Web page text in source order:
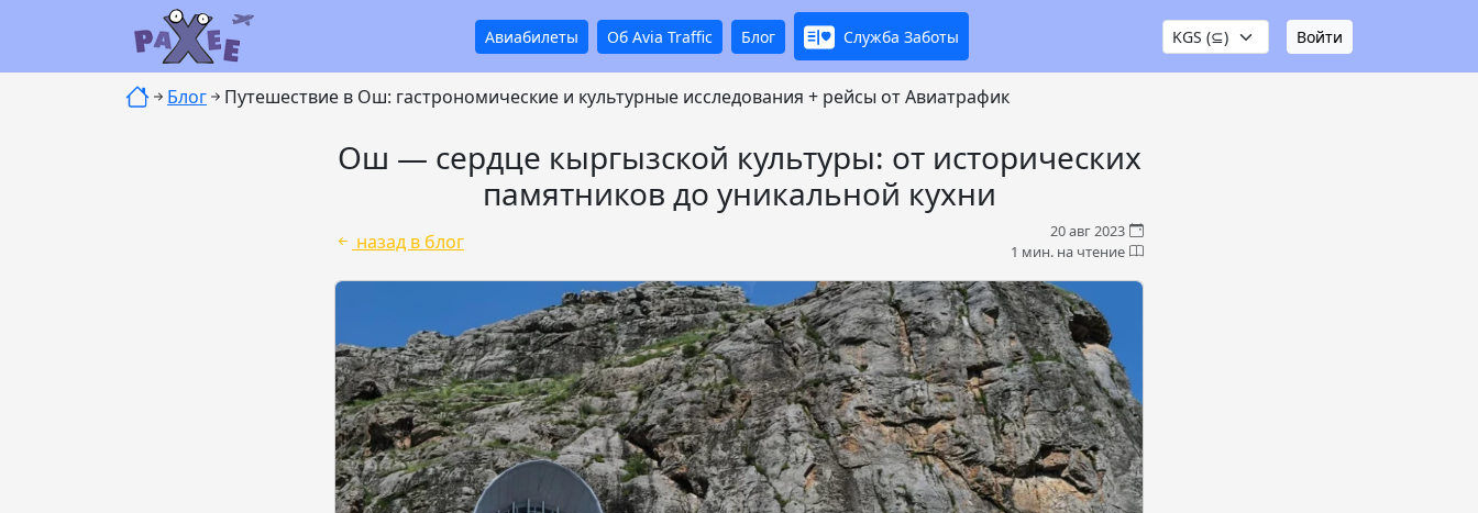
Авиабилеты Об Avia Traffic Блог Служба Заботы Войти
Блог Путешествие в Ош: гастрономические и культурные исследования + рейсы от Авиатрафик
Ош — сердце кыргызской культуры: от исторических
памятников до уникальной кухни
назад в блог
20 авг 2023
1 мин. на чтение